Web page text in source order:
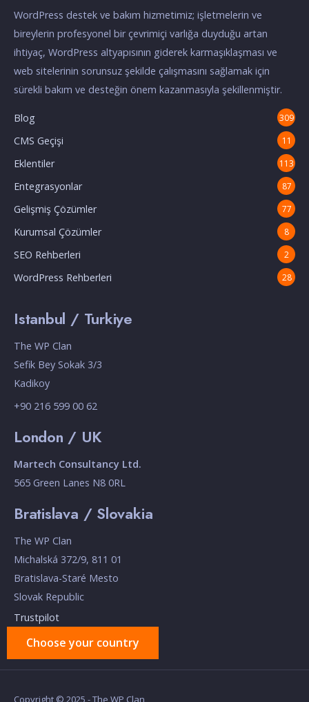
WordPress destek ve bakım hizmetimiz; işletmelerin ve
bireylerin profesyonel bir çevrimiçi varlığa duyduğu artan
ihtiyaç, WordPress altyapısının giderek karmaşıklaşması ve
web sitelerinin sorunsuz şekilde çalışmasını sağlamak için
sürekli bakım ve desteğin önem kazanmasıyla şekillenmiştir.
Blog 309
CMS Geçişi 11
Eklentiler 113
Entegrasyonlar 87
Gelişmiş Çözümler 77
Kurumsal Çözümler 8
SEO Rehberleri 2
WordPress Rehberleri 28
Istanbul / Turkiye
The WP Clan
Sefik Bey Sokak 3/3
Kadikoy
+90 216 599 00 62
London / UK
Martech Consultancy Ltd.
565 Green Lanes N8 0RL
Bratislava / Slovakia
The WP Clan
Michalská 372/9, 811 01
Bratislava-Staré Mesto
Slovak Republic
Trustpilot
Choose your country
Copyright © 2025 - The WP Clan